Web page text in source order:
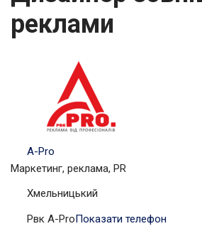
реклами
A-Pro
Маркетинг, реклама, PR
Хмельницький
Рвк A-ProПоказати телефон